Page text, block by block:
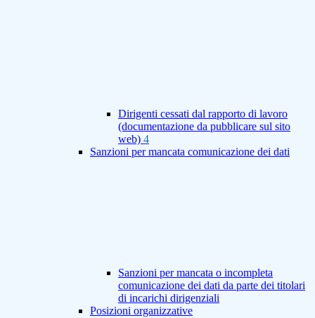
Dirigenti cessati dal rapporto di lavoro
(documentazione da pubblicare sul sito
web) 4
Sanzioni per mancata comunicazione dei dati
Sanzioni per mancata o incompleta
comunicazione dei dati da parte dei titolari
di incarichi dirigenziali
Posizioni organizzative